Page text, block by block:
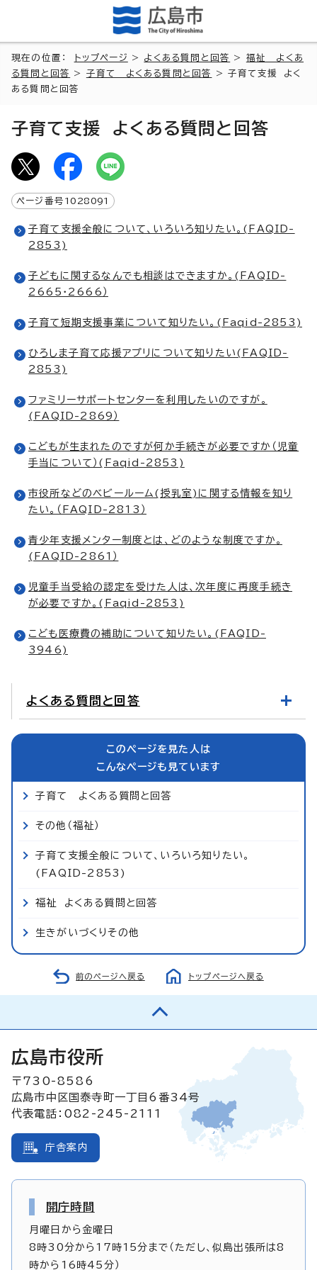
現在の位置： トップページ > よくある質問と回答 > 福祉 よくあ
る質問と回答
> 子育て よくある質問と回答
> 子育て支援 よく
ある質問と回答
子育て支援 よくある質問と回答
ページ番号 1028091
子育て支援全般について、いろいろ知りたい。(FAQID-
2853)
子どもに関するなんでも相談はできますか。(FAQID-
2665・2666）
子育て短期支援事業について知りたい。(Faqid-2853)
ひろしま子育て応援アプリについて知りたい(FAQID-
2853)
ファミリーサポートセンターを利用したいのですが。
(FAQID-2869）
こどもが生まれたのですが何か手続きが必要ですか（児童
手当について）(Faqid-2853)
市役所などのベビールーム(授乳室)に関する情報を知り
たい。（FAQID-2813）
青少年支援メンター制度とは、どのような制度ですか。
(FAQID-2861）
児童手当受給の認定を受けた人は、次年度に再度手続き
が必要ですか。(Faqid-2853)
こども医療費の補助について知りたい。(FAQID-
3946)
よくある質問と回答
このページを見た人は
こんなページも見ています
子育て よくある質問と回答
その他（福祉）
子育て支援全般について、いろいろ知りたい。
(FAQID-2853)
福祉 よくある質問と回答
生きがいづくりその他
前のページへ戻る トップページへ戻る
広島市役所
〒730-8586
広島市中区国泰寺町一丁目6番34号
代表電話：082-245-2111
庁舎案内
開庁時間
月曜日から金曜日
8時30分から17時15分まで（ただし、似島出張所は8
時から16時45分）